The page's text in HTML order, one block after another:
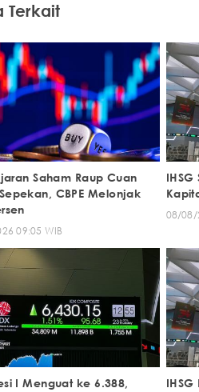
Terkait
Saham Raup Cuan
CBPE Melonjak
09:05 WIB
08/08/
I Menguat ke 6.388,